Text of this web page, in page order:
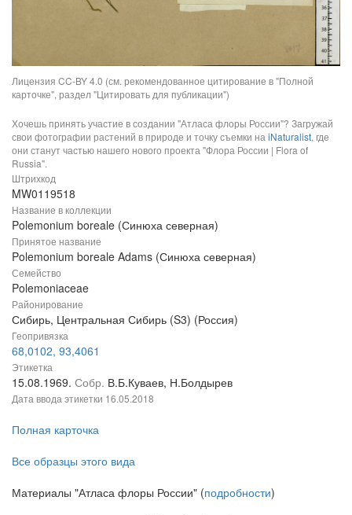
Лицензия CC-BY 4.0 (см. рекомендованное цитирование в "Полной
карточке", раздел "Цитировать для публикации")
Хочешь принять участие в создании "Атласа флоры России"? Загружай
свои фотографии растений в природе и точку съемки на iNaturalist, где
они станут частью нашего нового проекта "Флора России | Flora of
Russia".
Штрихкод
MW0119518
Название в коллекции
Polemonium boreale (Синюха северная)
Принятое название
Polemonium boreale Adams (Синюха северная)
Семейство
Polemoniaceae
Районирование
Сибирь, Центральная Сибирь (S3) (Россия)
Геопривязка
68,0102, 93,4061
Этикетка
15.08.1969. Собр. В.Б.Куваев, Н.Болдырев
Дата ввода этикетки 16.05.2018
Полная карточка
Все образцы этого вида
Материалы "Атласа флоры России" (подробности)